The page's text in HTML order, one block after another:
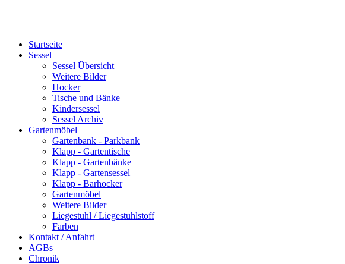
Startseite
Sessel
Sessel Übersicht
Weitere Bilder
Hocker
Tische und Bänke
Kindersessel
Sessel Archiv
Gartenmöbel
Gartenbank - Parkbank
Klapp - Gartentische
Klapp - Gartenbänke
Klapp - Gartensessel
Klapp - Barhocker
Gartenmöbel
Weitere Bilder
Liegestuhl / Liegestuhlstoff
Farben
Kontakt / Anfahrt
AGBs
Chronik